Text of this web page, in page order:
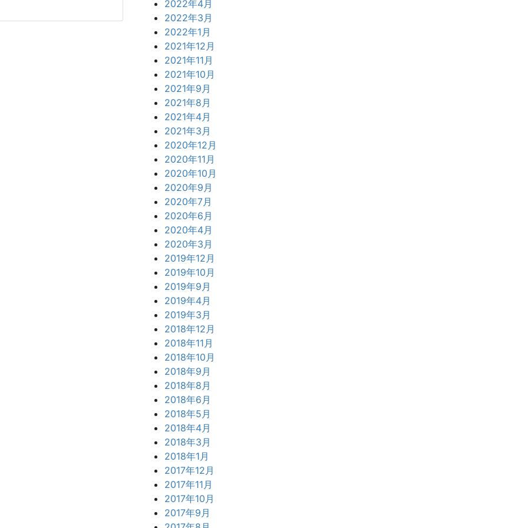
2022年4月
2022年3月
2022年1月
2021年12月
2021年11月
2021年10月
2021年9月
2021年8月
2021年4月
2021年3月
2020年12月
2020年11月
2020年10月
2020年9月
2020年7月
2020年6月
2020年4月
2020年3月
2019年12月
2019年10月
2019年9月
2019年4月
2019年3月
2018年12月
2018年11月
2018年10月
2018年9月
2018年8月
2018年6月
2018年5月
2018年4月
2018年3月
2018年1月
2017年12月
2017年11月
2017年10月
2017年9月